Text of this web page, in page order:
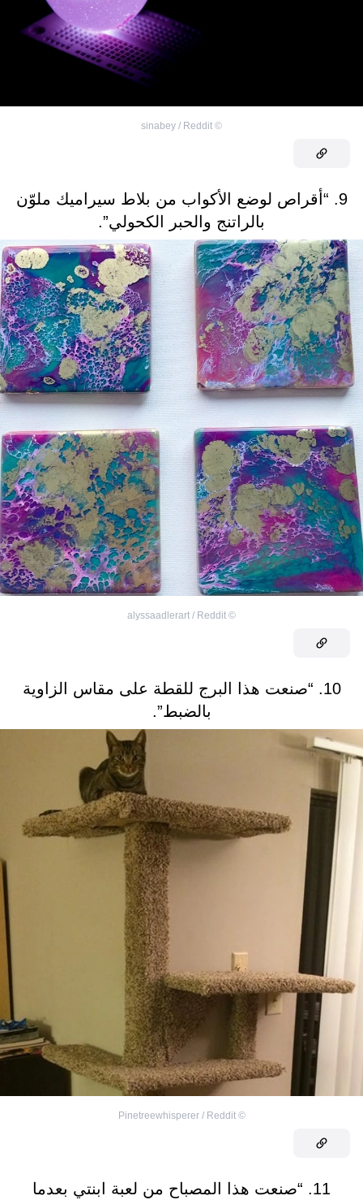
©
sinabey / Reddit
9. “أقراص لوضع الأكواب من بلاط سيراميك ملوّن
بالراتنج والحبر الكحولي”.
©
alyssaadlerart / Reddit
10. “صنعت هذا البرج للقطة على مقاس الزاوية
بالضبط”.
©
Pinetreewhisperer / Reddit
11. “صنعت هذا المصباح من لعبة ابنتي بعدما